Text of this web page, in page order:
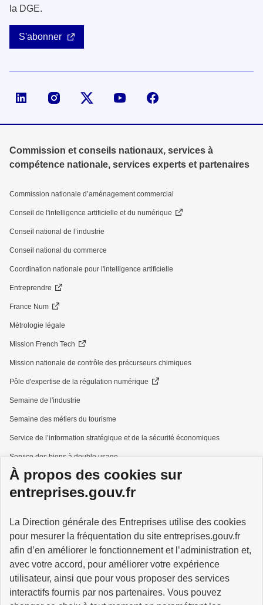
À propos des cookies sur
entreprises.gouv.fr
La Direction générale des Entreprises utilise des cookies
pour mesurer la fréquentation du site entreprises.gouv.fr
afin d’en améliorer le fonctionnement et l’administration et,
avec votre accord, pour améliorer votre expérience
utilisateur, ainsi que pour vous proposer des services
interactifs fournis par nos partenaires. Vous pouvez
la DGE.
S'abonner
Page LinkedIn de la DGECompte X (ex-Twitter) de la DGE
Commission et conseils nationaux, services à
compétence nationale, services experts et partenaires
Commission nationale d’aménagement commercial
Conseil de l'intelligence artificielle et du numérique
Conseil national de l’industrie
Conseil national du commerce
Coordination nationale pour l'intelligence artificielle
Entreprendre
France Num
Métrologie légale
Mission French Tech
Mission nationale de contrôle des précurseurs chimiques
Pôle d'expertise de la régulation numérique
Semaine de l'industrie
Semaine des métiers du tourisme
Service de l’information stratégique et de la sécurité économiques
Service des biens à double usage
Services à la personne
GOUVERNEMENT